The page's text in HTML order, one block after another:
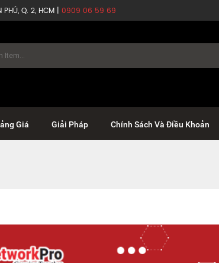
PHÚ, Q. 2, HCM | 0909 06 59 69
Giá Giải Pháp Chính Sách Và Điều Khoản